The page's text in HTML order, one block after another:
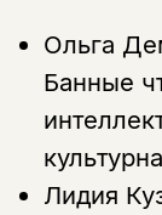
Ольга
Банные
Лидия